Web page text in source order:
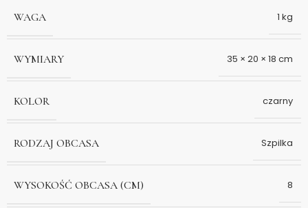
WAGA 1 kg
WYMIARY 35 × 20 × 18 cm
KOLOR czarny
RODZAJ OBCASA Szpilka
WYSOKOŚĆ OBCASA (CM) 8